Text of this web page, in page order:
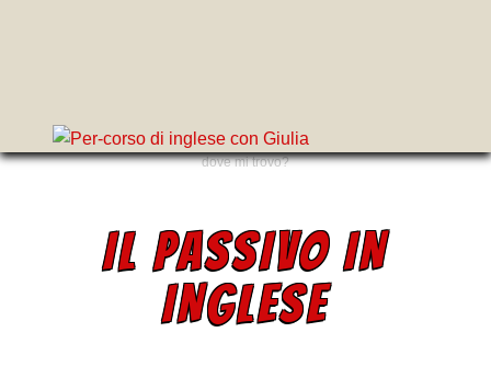
dove mi trovo?
IL PASSIVO IN
INGLESE